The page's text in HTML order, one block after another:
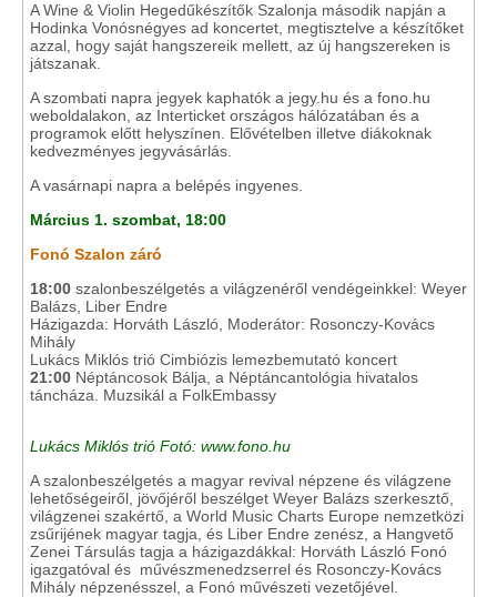
A Wine & Violin Hegedűkészítők Szalonja második napján a
Hodinka Vonósnégyes ad koncertet, megtisztelve a készítőket
azzal, hogy saját hangszereik mellett, az új hangszereken is
játszanak.
A szombati napra jegyek kaphatók a jegy.hu és a fono.hu
weboldalakon, az Interticket országos hálózatában és a
programok előtt helyszínen. Elővételben illetve diákoknak
kedvezményes jegyvásárlás.
A vasárnapi napra a belépés ingyenes.
Március 1. szombat, 18:00
Fonó Szalon záró
18:00 szalonbeszélgetés a világzenéről vendégeinkkel: Weyer
Balázs, Liber Endre
Házigazda: Horváth László, Moderátor: Rosonczy-Kovács
Mihály
Lukács Miklós trió Cimbiózis lemezbemutató koncert
21:00 Néptáncosok Bálja, a Néptáncantológia hivatalos
táncháza. Muzsikál a FolkEmbassy
Lukács Miklós trió Fotó: www.fono.hu
A szalonbeszélgetés a magyar revival népzene és világzene
lehetőségeiről, jövőjéről beszélget Weyer Balázs szerkesztő,
világzenei szakértő, a World Music Charts Europe nemzetközi
zsűrijének magyar tagja, és Liber Endre zenész, a Hangvető
Zenei Társulás tagja a házigazdákkal: Horváth László Fonó
igazgatóval és művészmenedzserrel és Rosonczy-Kovács
Mihály népzenésszel, a Fonó művészeti vezetőjével.